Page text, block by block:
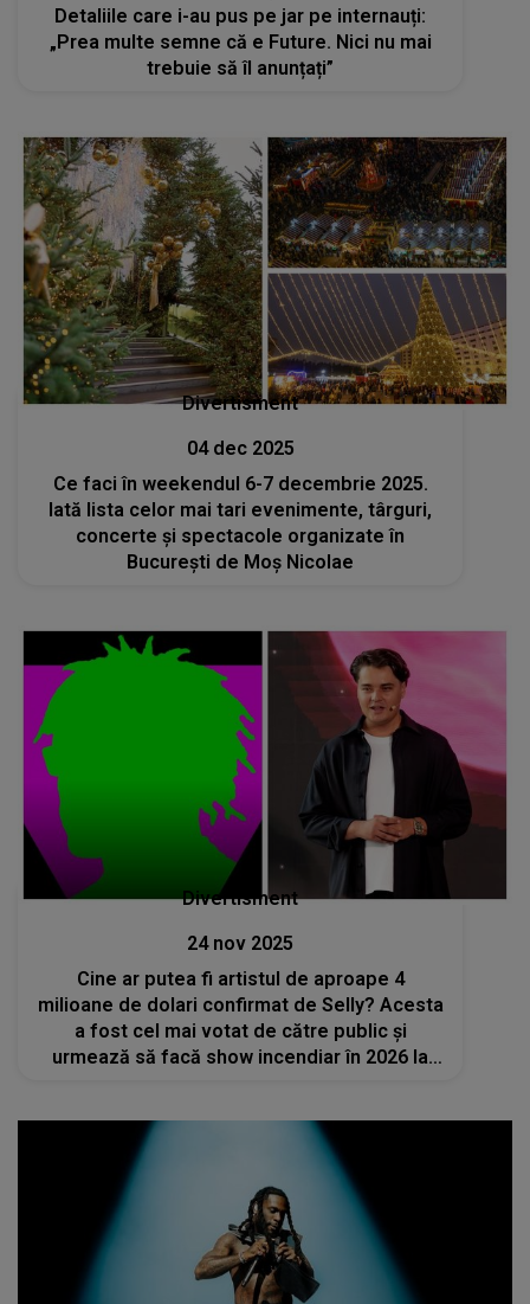
Detaliile care i-au pus pe jar pe internauți:
„Prea multe semne că e Future. Nici nu mai
trebuie să îl anunțați”
Divertisment
04 dec 2025
Ce faci în weekendul 6-7 decembrie 2025.
Iată lista celor mai tari evenimente, târguri,
concerte și spectacole organizate în
București de Moș Nicolae
Divertisment
24 nov 2025
Cine ar putea fi artistul de aproape 4
milioane de dolari confirmat de Selly? Acesta
a fost cel mai votat de către public și
urmează să facă show incendiar în 2026 la